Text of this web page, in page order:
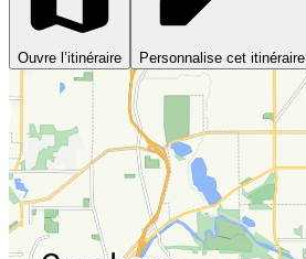
Ouvre l’itinéraire Personnalise cet itinéraire